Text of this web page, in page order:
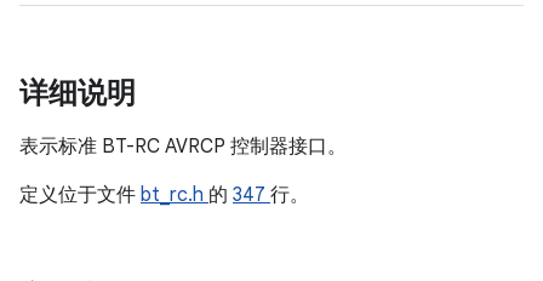
详细说明
表示标准 BT-RC AVRCP 控制器接口。
定义位于文件 bt_rc.h 的 347 行。